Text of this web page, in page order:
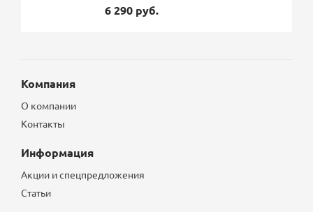
6 290 руб.
Компания
О компании
Контакты
Информация
Акции и спецпредложения
Статьи